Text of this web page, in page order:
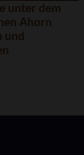
unter dem
Ahorn
und